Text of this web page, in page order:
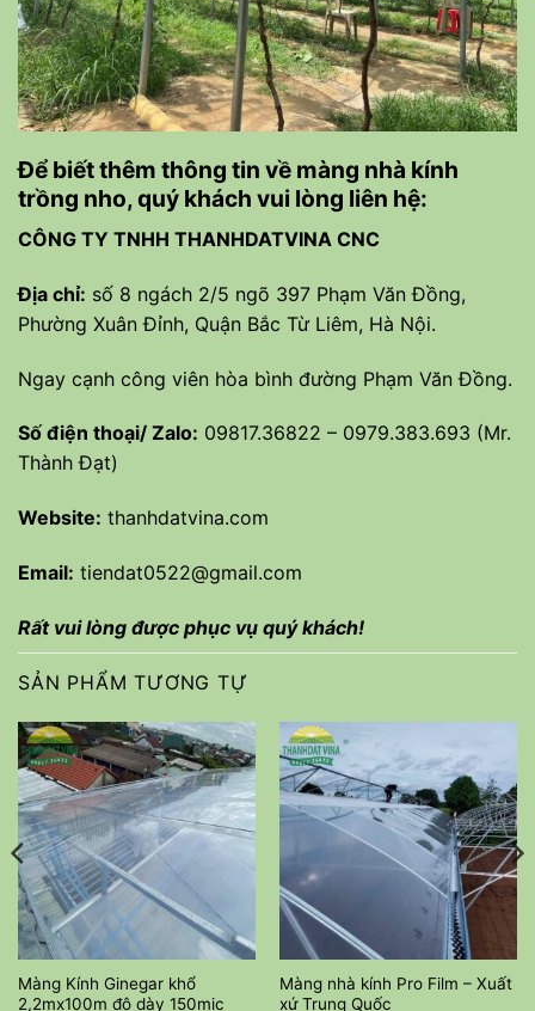
Để biết thêm thông tin về màng nhà kính
trồng nho, quý khách vui lòng liên hệ:
CÔNG TY TNHH THANHDATVINA CNC
Địa chỉ: số 8 ngách 2/5 ngõ 397 Phạm Văn Đồng,
Phường Xuân Đỉnh, Quận Bắc Từ Liêm, Hà Nội.
Ngay cạnh công viên hòa bình đường Phạm Văn Đồng.
Số điện thoại/ Zalo: 09817.36822 – 0979.383.693 (Mr.
Thành Đạt)
Website: thanhdatvina.com
Email: tiendat0522@gmail.com
Rất vui lòng được phục vụ quý khách!
SẢN PHẨM TƯƠNG TỰ
Màng Kính Ginegar khổ
2,2mx100m độ dày 150mic
Màng nhà kính Pro Film – Xuất
xứ Trung Quốc